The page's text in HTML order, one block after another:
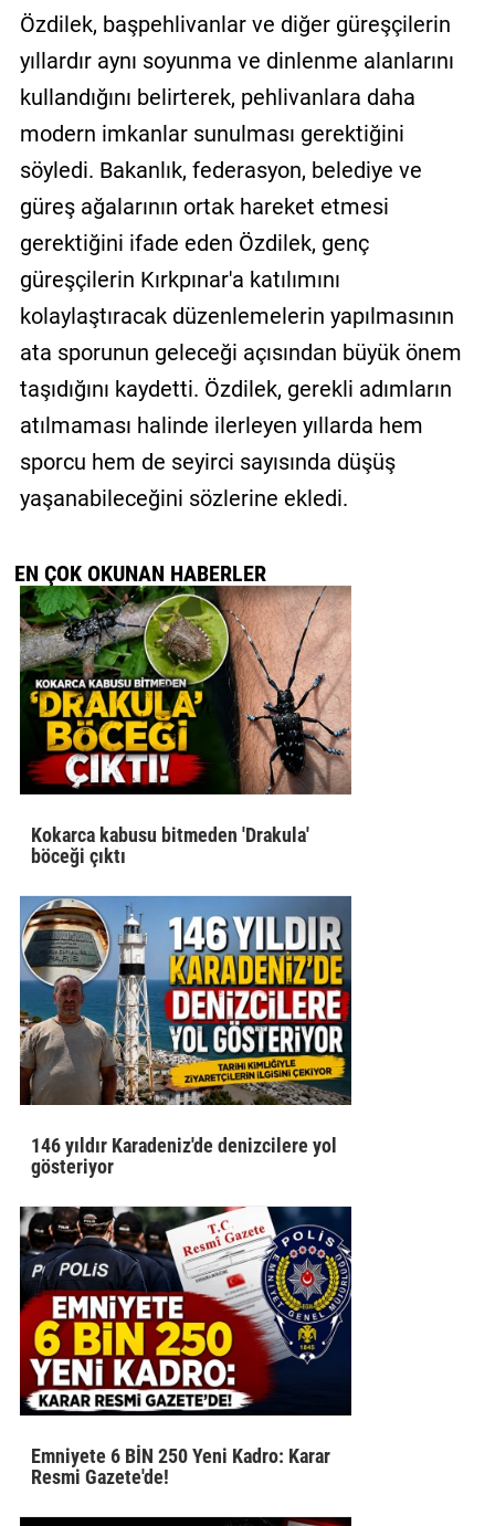
Özdilek, başpehlivanlar ve diğer güreşçilerin
yıllardır aynı soyunma ve dinlenme alanlarını
kullandığını belirterek, pehlivanlara daha
modern imkanlar sunulması gerektiğini
söyledi. Bakanlık, federasyon, belediye ve
güreş ağalarının ortak hareket etmesi
gerektiğini ifade eden Özdilek, genç
güreşçilerin Kırkpınar'a katılımını
kolaylaştıracak düzenlemelerin yapılmasının
ata sporunun geleceği açısından büyük önem
taşıdığını kaydetti. Özdilek, gerekli adımların
atılmaması halinde ilerleyen yıllarda hem
sporcu hem de seyirci sayısında düşüş
yaşanabileceğini sözlerine ekledi.
EN ÇOK OKUNAN HABERLER
Kokarca kabusu bitmeden 'Drakula'
böceği çıktı
146 yıldır Karadeniz'de denizcilere yol
gösteriyor
Emniyete 6 BİN 250 Yeni Kadro: Karar
Resmi Gazete'de!